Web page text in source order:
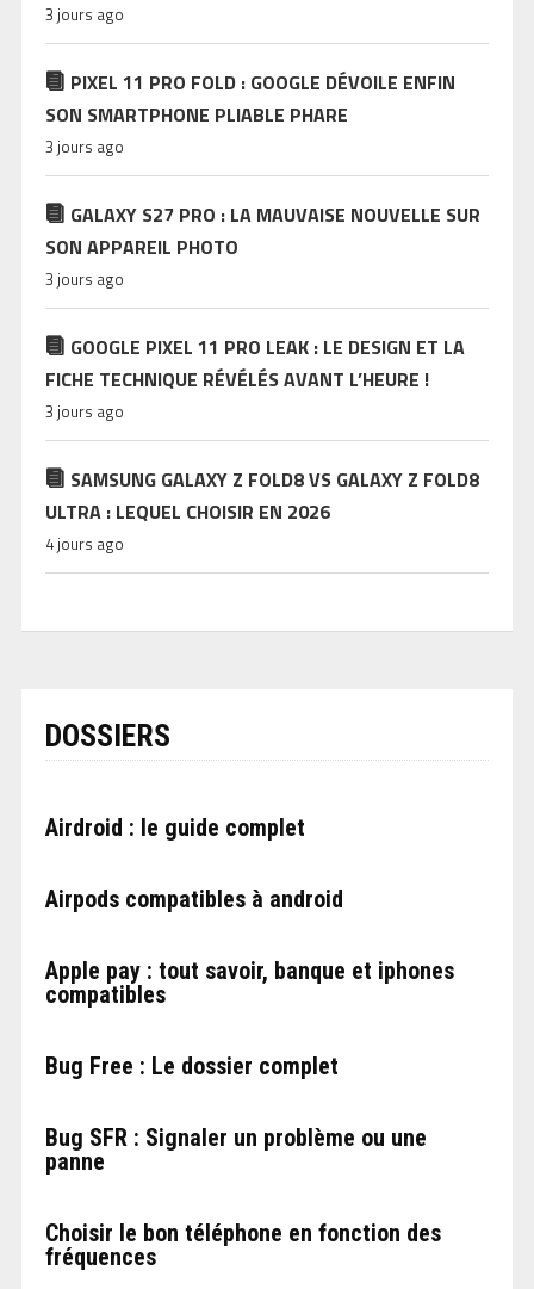
3 jours ago
PIXEL 11 PRO FOLD : GOOGLE DÉVOILE ENFIN
SON SMARTPHONE PLIABLE PHARE
3 jours ago
GALAXY S27 PRO : LA MAUVAISE NOUVELLE SUR
SON APPAREIL PHOTO
3 jours ago
GOOGLE PIXEL 11 PRO LEAK : LE DESIGN ET LA
FICHE TECHNIQUE RÉVÉLÉS AVANT L’HEURE !
3 jours ago
SAMSUNG GALAXY Z FOLD8 VS GALAXY Z FOLD8
ULTRA : LEQUEL CHOISIR EN 2026
4 jours ago
DOSSIERS
Airdroid : le guide complet
Airpods compatibles à android
Apple pay : tout savoir, banque et iphones
compatibles
Bug Free : Le dossier complet
Bug SFR : Signaler un problème ou une
panne
Choisir le bon téléphone en fonction des
fréquences